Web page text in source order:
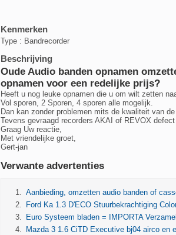
Kenmerken
Type : Bandrecorder
Beschrijving
Oude Audio banden opnamen
opnamen voor een redelijke prijs?
Heeft u nog leuke opnamen die u om wilt zetten
Vol sporen, 2 Sporen, 4 sporen alle mogelijk.
Dan kan zonder problemen mits de kwaliteit van
Tevens gevraagd recorders AKAI of REVOX
Graag Uw reactie,
Met vriendelijke groet,
Gert-jan
Verwante advertenties
Aanbieding, omzetten audio banden of
Ford Ka 1.3 D'ECO Stuurbekrachtiging
Euro Systeem bladen = IMPORTA
Mazda 3 1.6 CiTD Executive bj04 airco en